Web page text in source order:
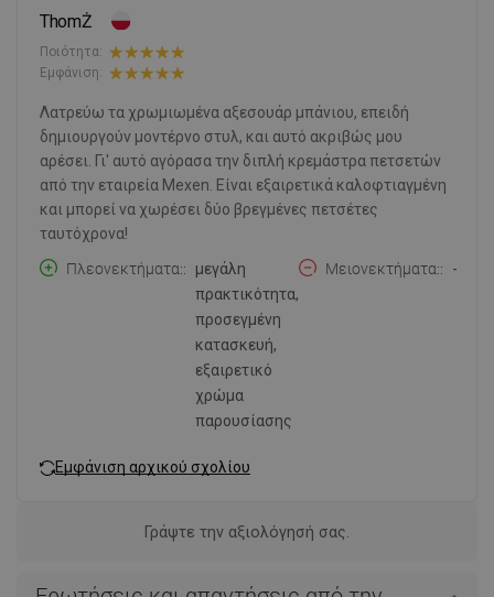
ThomŻ
Ποιότητα:
Εμφάνιση:
Λατρεύω τα χρωμιωμένα αξεσουάρ μπάνιου, επειδή
δημιουργούν μοντέρνο στυλ, και αυτό ακριβώς μου
αρέσει. Γι' αυτό αγόρασα την διπλή κρεμάστρα πετσετών
από την εταιρεία Mexen. Είναι εξαιρετικά καλοφτιαγμένη
και μπορεί να χωρέσει δύο βρεγμένες πετσέτες
ταυτόχρονα!
Πλεονεκτήματα:
μεγάλη
πρακτικότητα,
προσεγμένη
κατασκευή,
εξαιρετικό
χρώμα
παρουσίασης
Μειονεκτήματα: -
Εμφάνιση αρχικού σχολίου
Γράψτε την αξιολόγησή σας.